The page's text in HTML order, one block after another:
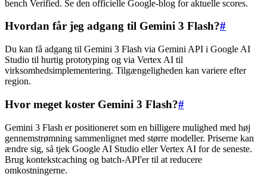
bench Verified. Se den officielle Google-blog for aktuelle scores.
Hvordan får jeg adgang til Gemini 3 Flash?#
Du kan få adgang til Gemini 3 Flash via Gemini API i Google AI
Studio til hurtig prototyping og via Vertex AI til
virksomhedsimplementering. Tilgængeligheden kan variere efter
region.
Hvor meget koster Gemini 3 Flash?#
Gemini 3 Flash er positioneret som en billigere mulighed med høj
gennemstrømning sammenlignet med større modeller. Priserne kan
ændre sig, så tjek Google AI Studio eller Vertex AI for de seneste.
Brug kontekstcaching og batch-API'er til at reducere
omkostningerne.